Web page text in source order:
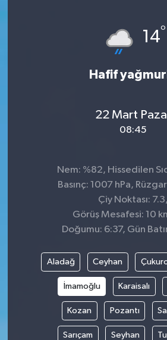
14°
Hafif
22 Mart
08:45
Nem: %82, Hissedilen
Basınç: 1007 hPa,
Çiy Noktası: 7.3,
Görüş Mesafesi: 10
Doğumu: 6:37, Gün
Aladağ Ceyhan
İmamoğlu Karaisalı
Kozan Pozantı
Sarıçam Seyhan
KURDÎ
Sağlık & Yaşam
Siyaset
Yaşam